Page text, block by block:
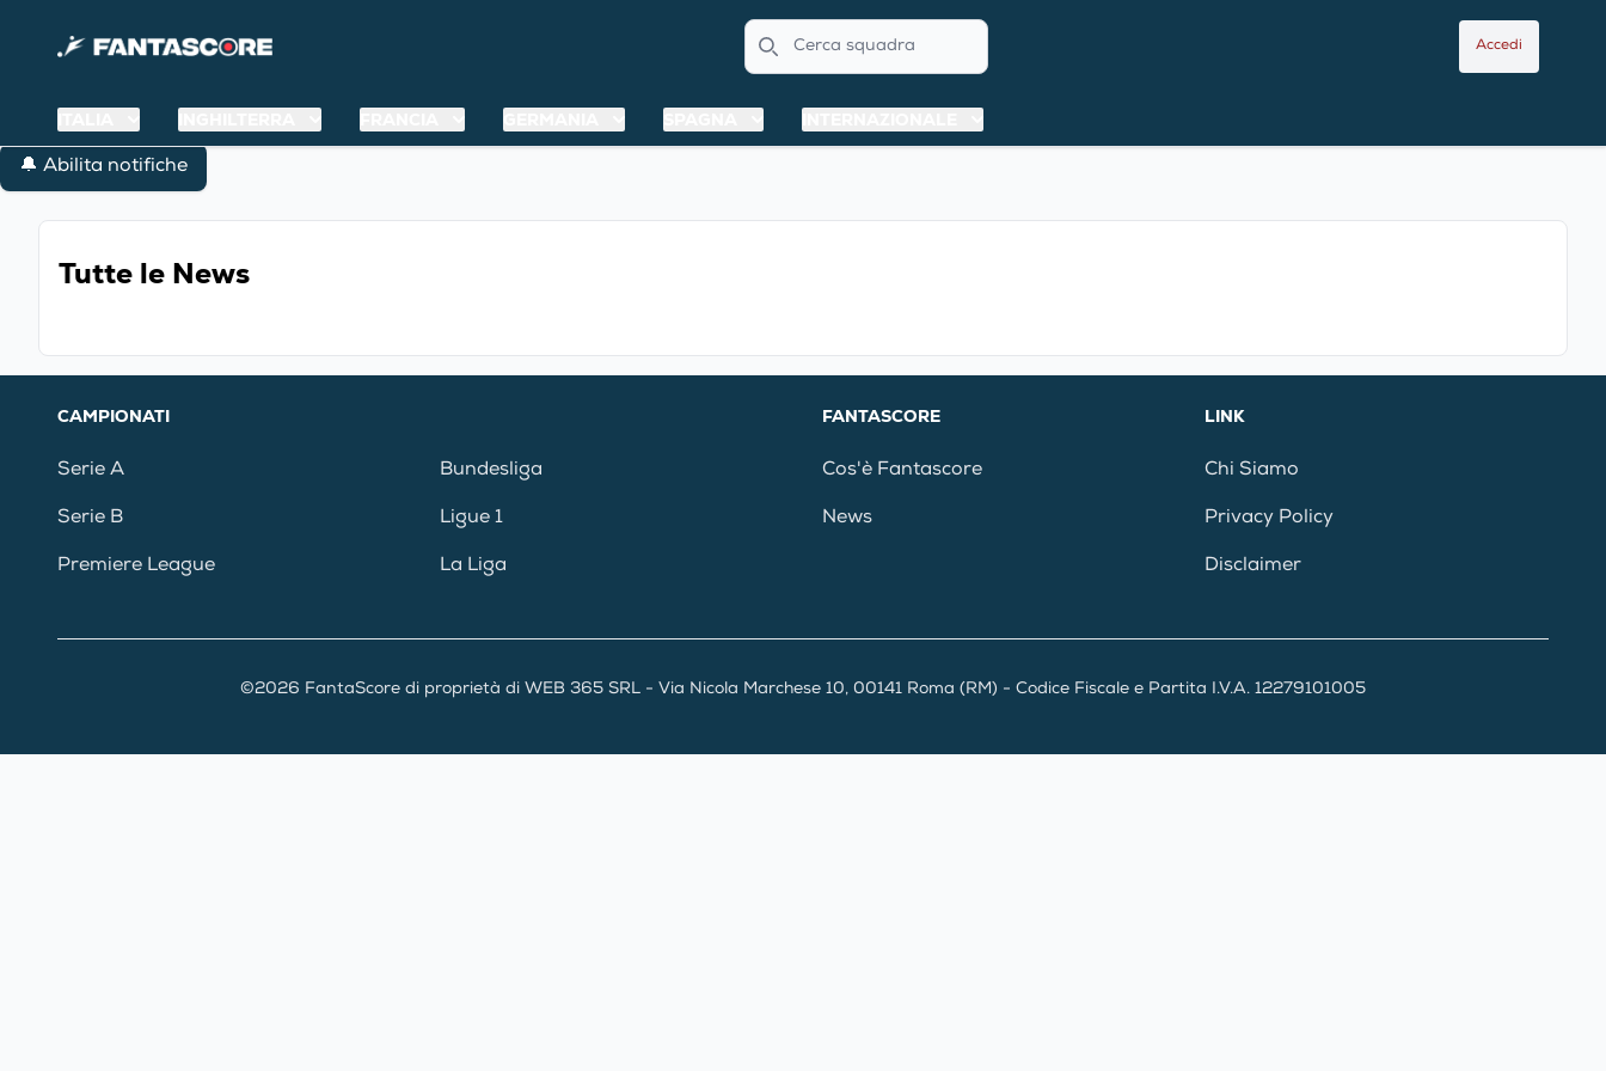
Search
Accedi
🔔 Abilita notifiche
Tutte le News
CAMPIONATI
Serie A
Serie B
Premiere League
Bundesliga
Ligue 1
La Liga
FANTASCORE
Cos'è Fantascore
News
LINK
Chi Siamo
Privacy Policy
Disclaimer
©2026 FantaScore di proprietà di WEB 365 SRL - Via Nicola Marchese 10, 00141 Roma (RM) - Codice Fiscale e Partita I.V.A. 12279101005